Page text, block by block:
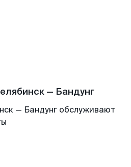
— Бандунг
— Бандунг обслуживают